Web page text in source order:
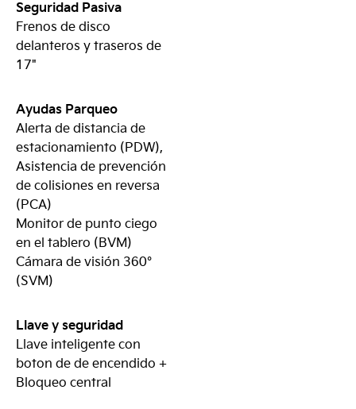
Seguridad Pasiva
Frenos de disco
delanteros y traseros de
17"
Ayudas Parqueo
Alerta de distancia de
estacionamiento (PDW),
Asistencia de prevención
de colisiones en reversa
(PCA)
Monitor de punto ciego
en el tablero (BVM)
Cámara de visión 360°
(SVM)
Llave y seguridad
Llave inteligente con
boton de de encendido +
Bloqueo central